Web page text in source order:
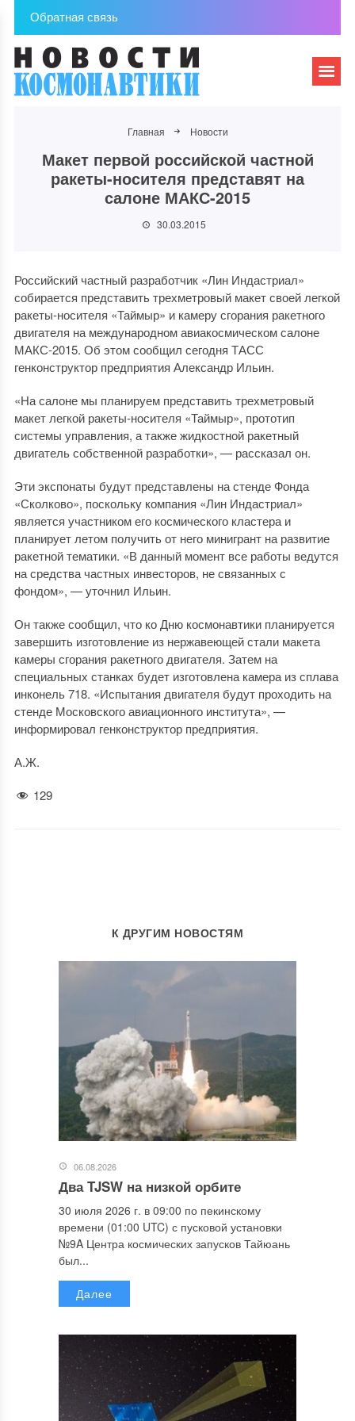
Обратная связь
Главная Новости
Макет первой российской частной
ракеты-носителя представят на
салоне МАКС-2015
30.03.2015
Российский частный разработчик «Лин Индастриал»
собирается представить трехметровый макет своей легкой
ракеты-носителя «Таймыр» и камеру сгорания ракетного
двигателя на международном авиакосмическом салоне
МАКС-2015. Об этом сообщил сегодня ТАСС
генконструктор предприятия Александр Ильин.
«На салоне мы планируем представить трехметровый
макет легкой ракеты-носителя «Таймыр», прототип
системы управления, а также жидкостной ракетный
двигатель собственной разработки», — рассказал он.
Эти экспонаты будут представлены на стенде Фонда
«Сколково», поскольку компания «Лин Индастриал»
является участником его космического кластера и
планирует летом получить от него минигрант на развитие
ракетной тематики. «В данный момент все работы ведутся
на средства частных инвесторов, не связанных с
фондом», — уточнил Ильин.
Он также сообщил, что ко Дню космонавтики планируется
завершить изготовление из нержавеющей стали макета
камеры сгорания ракетного двигателя. Затем на
специальных станках будет изготовлена камера из сплава
инконель 718. «Испытания двигателя будут проходить на
стенде Московского авиационного института», —
информировал генконструктор предприятия.
А.Ж.
129
К ДРУГИМ НОВОСТЯМ
06.08.2026
Два TJSW на низкой орбите
30 июля 2026 г. в 09:00 по пекинскому
времени (01:00 UTC) с пусковой установки
№9A Центра космических запусков Тайюань
был...
Далее